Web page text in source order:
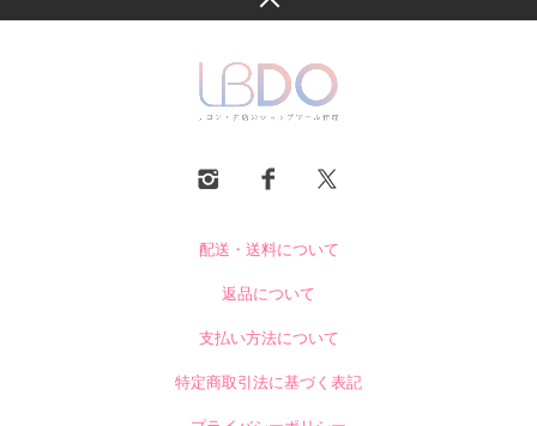
配送・送料について
返品について
支払い方法について
特定商取引法に基づく表記